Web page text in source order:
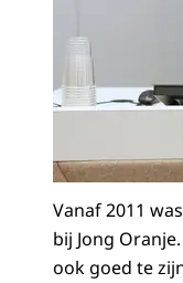
Vanaf 2011
bij Jong
ook goed te